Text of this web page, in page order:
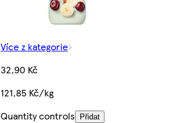
Více z kategorie
32,90 Kč
121,85 Kč/kg
Quantity controls
Přidat